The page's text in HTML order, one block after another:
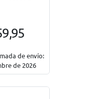
de envío:
de 2026